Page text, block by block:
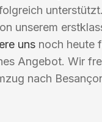
unserem
uns noch heute
Angebot. Wir
nach